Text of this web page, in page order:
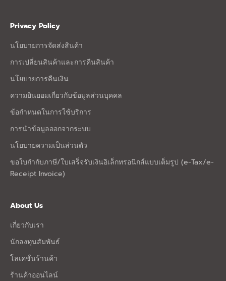
Privacy Policy
นโยบายการจัดส่งสินค้า
การเปลี่ยนสินค้าและการคืนสินค้า
นโยบายการคืนเงิน
ความยินยอมเกี่ยวกับข้อมูลส่วนบุคคล
ข้อกำหนดในการใช้บริการ
การนำข้อมูลออกจากระบบ
นโยบายความเป็นส่วนตัว
ขอใบกำกับภาษี/ใบเสร็จรับเงินอิเล็กทรอนิกส์แบบเต็มรูป (e-Tax/e-
Receipt Invoice)
About Us
เกี่ยวกับเรา
นักลงทุนสัมพันธ์
โลเคชั่นร้านค้า
ร้านค้าออนไลน์